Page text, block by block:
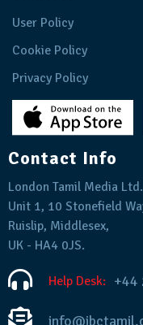
User Policy
Cookie Policy
Privacy Policy
Contact Info
London Tamil Media Ltd.
Unit 1, 10 Stonefield
Ruislip, Middlesex,
UK - HA4 0JS.
Help Desk: +44